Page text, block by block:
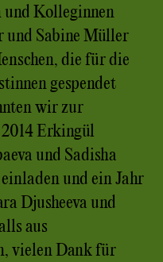
und Kolleginnen
und Sabine Müller
die für die
gespendet
wir zur
Erkingül
und Sadisha
und ein Jahr
Djusheeva und
aus
vielen Dank für